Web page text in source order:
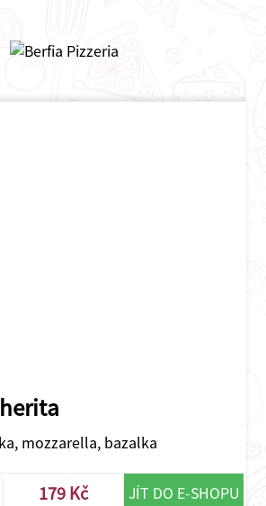
mozzarella, bazalka
179 Kč JÍT DO E-SHOPU